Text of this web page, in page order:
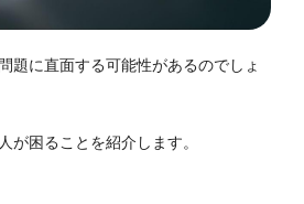
題に直面する可能性があるのでしょ
が困ることを紹介します。